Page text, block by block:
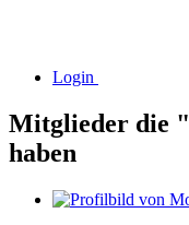
Login
Mitglieder die "
haben